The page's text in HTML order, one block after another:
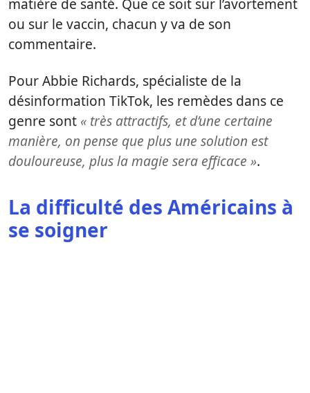
matière de santé. Que ce soit sur l’avortement
ou sur le vaccin, chacun y va de son
commentaire.
Pour Abbie Richards, spécialiste de la
désinformation TikTok, les remèdes dans ce
genre sont « très attractifs, et d’une certaine
manière, on pense que plus une solution est
douloureuse, plus la magie sera efficace ».
La difficulté des Américains à
se soigner